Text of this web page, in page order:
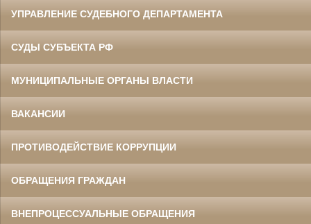
УПРАВЛЕНИЕ СУДЕБНОГО ДЕПАРТАМЕНТА
СУДЫ СУБЪЕКТА РФ
МУНИЦИПАЛЬНЫЕ ОРГАНЫ ВЛАСТИ
ВАКАНСИИ
ПРОТИВОДЕЙСТВИЕ КОРРУПЦИИ
ОБРАЩЕНИЯ ГРАЖДАН
ВНЕПРОЦЕССУАЛЬНЫЕ ОБРАЩЕНИЯ